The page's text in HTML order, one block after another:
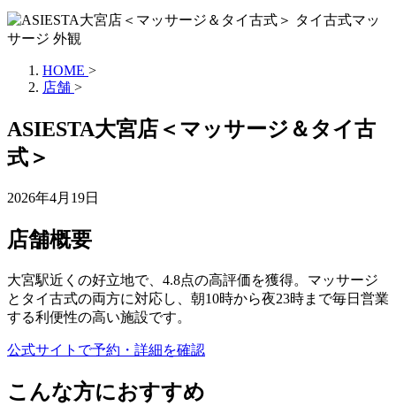
HOME >
店舗 >
ASIESTA大宮店＜マッサージ＆タイ古
式＞
2026年4月19日
店舗概要
大宮駅近くの好立地で、4.8点の高評価を獲得。マッサージ
とタイ古式の両方に対応し、朝10時から夜23時まで毎日営業
する利便性の高い施設です。
公式サイトで予約・詳細を確認
こんな方におすすめ